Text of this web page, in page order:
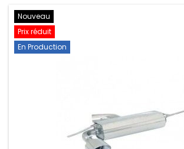
Nouveau
Prix réduit
En Production